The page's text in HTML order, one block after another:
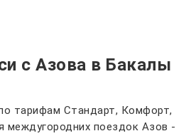
с Азова в Бакалы
тарифам Стандарт, Комфорт,
междугородних поездок Азов -